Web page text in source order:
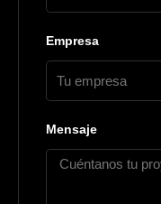
Empresa
Mensaje